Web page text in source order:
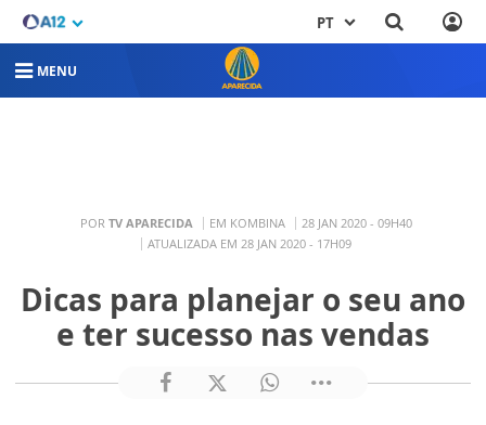
PT
MENU
POR TV APARECIDA EM KOMBINA
28 JAN 2020 - 09H40
ATUALIZADA EM 28 JAN 2020 - 17H09
Dicas para planejar o seu ano
e ter sucesso nas vendas